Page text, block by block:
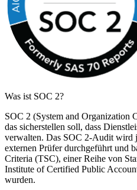
Was ist SOC 2?
SOC 2 (System and Organization
das sicherstellen soll, dass
verwalten. Das SOC 2-Audit wird
externen Prüfer durchgeführt und
Criteria (TSC), einer Reihe von
Institute of Certified Public
wurden.